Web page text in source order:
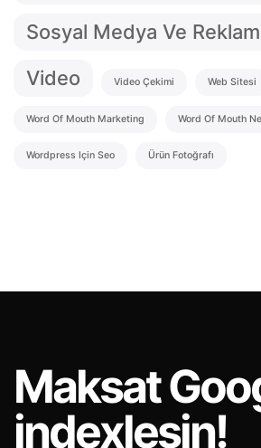
Sosyal Medya Ve
Video Video Çekimi Web Sitesi
Word Of Mouth Marketing Word Of Mouth
Wordpress Için Seo Ürün Fotoğrafı
Maksat
indexlesin!